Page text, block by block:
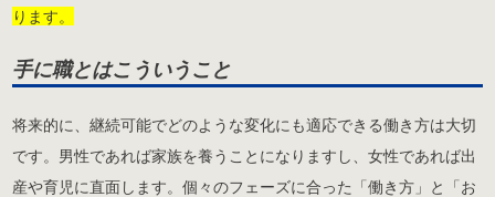
ります。
手に職とはこういうこと
将来的に、継続可能でどのような変化にも適応できる働き方は大切
です。男性であれば家族を養うことになりますし、女性であれば出
産や育児に直面します。個々のフェーズに合った「働き方」と「お